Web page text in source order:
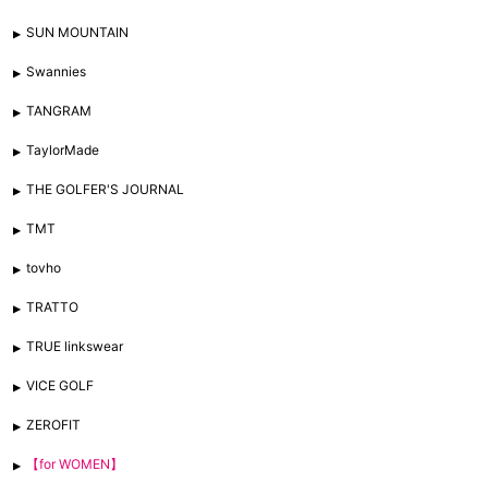
SUN MOUNTAIN
Swannies
TANGRAM
TaylorMade
THE GOLFER'S JOURNAL
TMT
tovho
TRATTO
TRUE linkswear
VICE GOLF
ZEROFIT
【for WOMEN】